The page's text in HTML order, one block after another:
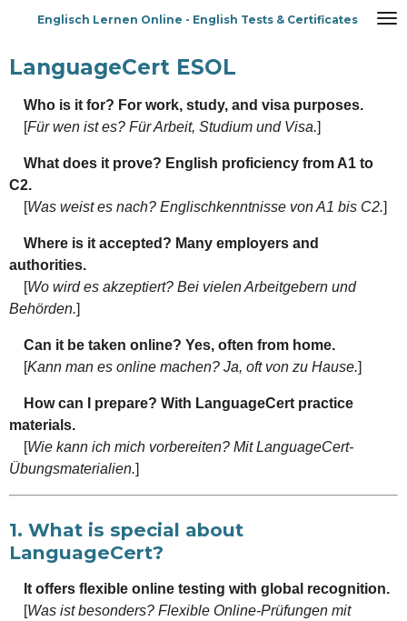
Zum
springen
Englisch Lernen Online - English Tests & Certificates
LanguageCert ESOL
Who is it for? For work, study, and visa purposes.
[Für wen ist es? Für Arbeit, Studium und Visa.]
What does it prove? English proficiency from A1 to
C2.
[Was weist es nach? Englischkenntnisse von A1 bis C2.]
Where is it accepted? Many employers and
authorities.
[Wo wird es akzeptiert? Bei vielen Arbeitgebern und
Behörden.]
Can it be taken online? Yes, often from home.
[Kann man es online machen? Ja, oft von zu Hause.]
How can I prepare? With LanguageCert practice
materials.
[Wie kann ich mich vorbereiten? Mit LanguageCert-
Übungsmaterialien.]
1. What is special about
LanguageCert?
It offers flexible online testing with global recognition.
[Was ist besonders? Flexible Online-Prüfungen mit